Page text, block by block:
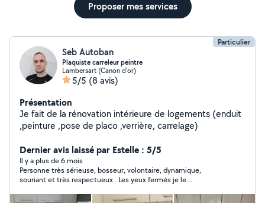
Proposer mes services
Particulier
Seb Autoban
Plaquiste carreleur peintre
Lambersart (Canon d'or)
5/5 (8 avis)
Présentation
Je fait de la rénovation intérieure de logements (enduit
,peinture ,pose de placo ,verrière, carrelage)
Dernier avis laissé par Estelle : 5/5
Il y a plus de 6 mois
Personne très sérieuse, bosseur, volontaire, dynamique,
souriant et très respectueux . Les yeux fermés je le